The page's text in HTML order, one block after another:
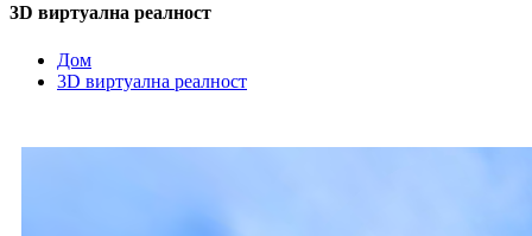
3D виртуална реалност
Дом
3D виртуална реалност